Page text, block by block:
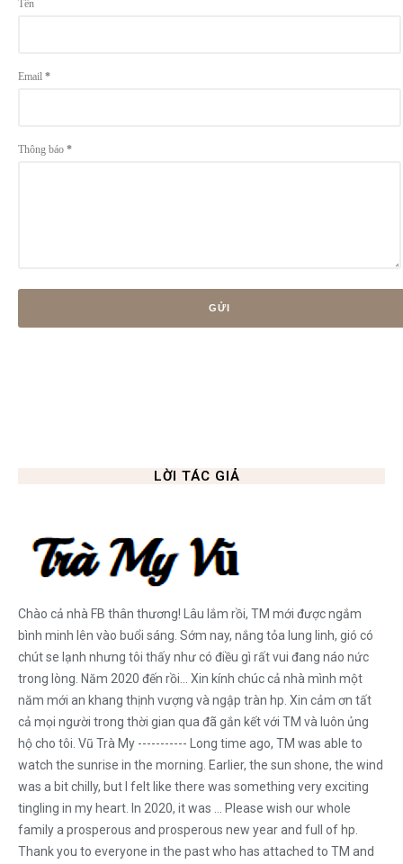
Tên
Email *
Thông báo *
LỜI TÁC GIẢ
Chào cả nhà FB thân thương! Lâu lắm rồi, TM mới được ngắm
bình minh lên vào buổi sáng. Sớm nay, nắng tỏa lung linh, gió có
chút se lạnh nhưng tôi thấy như có điều gì rất vui đang náo nức
trong lòng. Năm 2020 đến rồi... Xin kính chúc cả nhà mình một
năm mới an khang thịnh vượng và ngập tràn hp. Xin cảm ơn tất
cả mọi người trong thời gian qua đã gắn kết với TM và luôn ủng
hộ cho tôi. Vũ Trà My ----------- Long time ago, TM was able to
watch the sunrise in the morning. Earlier, the sun shone, the wind
was a bit chilly, but I felt like there was something very exciting
tingling in my heart. In 2020, it was ... Please wish our whole
family a prosperous and prosperous new year and full of hp.
Thank you to everyone in the past who has attached to TM and